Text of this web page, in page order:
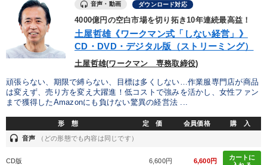
音声・動画 ダウンロード対応
4000億円の空白市場を切り拓き10年連続最高益！
土屋哲雄《ワークマン式「しない経営」》
CD・DVD・デジタル版（ストリーミング）
土屋哲雄(ワークマン 専務取締役)
頑張らない、期限で縛らない、目標は多くしない…作業服専門店が商品
は変えず、売り方を変え大躍進！低コストで強みを活かし、女性ファン
まで獲得したAmazonにも負けない驚異の経営法 ...
形 態 定 価 会員価格 購 入
headset 音声 （どの形態でも内容は同じです）
CD版 6,600円 6,600円
カートに